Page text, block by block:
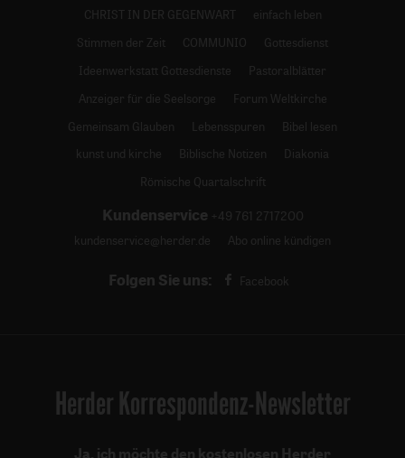
CHRIST IN DER GEGENWART
einfach leben
Stimmen der Zeit
COMMUNIO
Gottesdienst
Ideenwerkstatt Gottesdienste
Pastoralblätter
Anzeiger für die Seelsorge
Forum Weltkirche
Gemeinsam Glauben
Lebensspuren
Bibel lesen
kunst und kirche
Biblische Notizen
Diakonia
Römische Quartalschrift
Kundenservice +49 761 2717200
kundenservice@herder.de
Abo online kündigen
Folgen Sie uns: Facebook
Herder Korrespondenz-Newsletter
Ja, ich möchte den kostenlosen Herder